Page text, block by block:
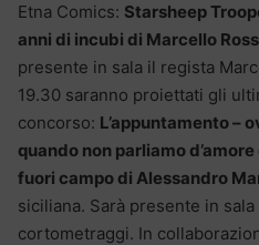
Etna Comics: Starsheep
anni di incubi di Marcello
presente in sala il regista
19.30 saranno proiettati gli
concorso: L’appuntamento –
quando non parliamo
fuori campo di Alessandro
siciliana. Sarà presente in
cortometraggi. In